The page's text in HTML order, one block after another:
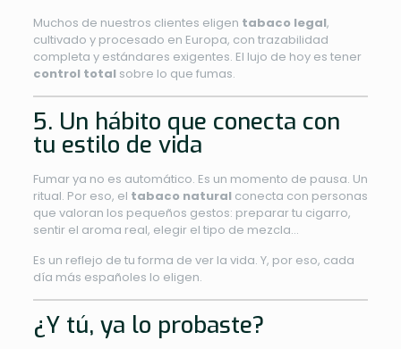
Muchos de nuestros clientes eligen tabaco legal,
cultivado y procesado en Europa, con trazabilidad
completa y estándares exigentes. El lujo de hoy es tener
control totalsobre lo que fumas.
5. Un hábito que conecta con
tu estilo de vida
Fumar ya no es automático. Es un momento de pausa. Un
ritual. Por eso, el tabaco naturalconecta con personas
que valoran los pequeños gestos: preparar tu cigarro,
sentir el aroma real, elegir el tipo de mezcla…
Es un reflejo de tu forma de ver la vida. Y, por eso, cada
día más españoles lo eligen.
¿Y tú, ya lo probaste?